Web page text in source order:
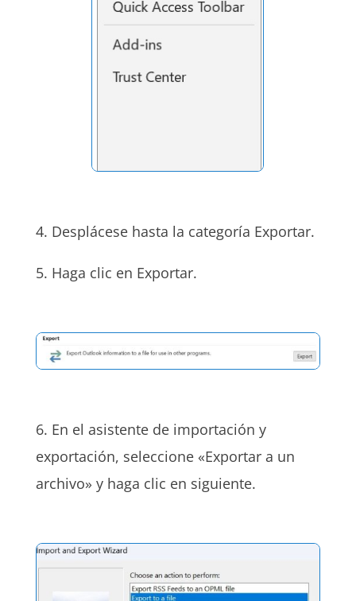
4. Desplácese hasta la categoría Exportar.
5. Haga clic en Exportar.
6. En el asistente de importación y
exportación, seleccione «Exportar a un
archivo» y haga clic en siguiente.